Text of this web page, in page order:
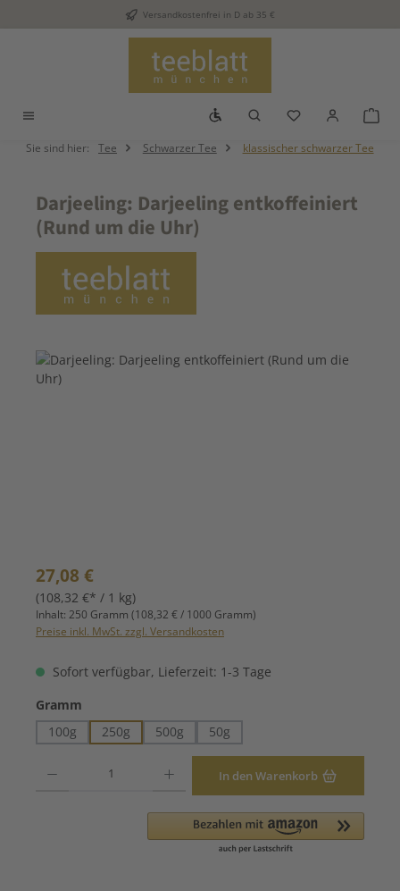
Zum Hauptinhalt springenVersandkostenfrei in D ab 35 €
Werkzeugleiste anzeigen
Du hast 0
Sie sind hier: Tee Schwarzer Tee klassischer schwarzer Tee
Darjeeling: Darjeeling entkoffeiniert
(Rund um die Uhr)
Bildergalerie überspringen
Regulärer Preis:
27,08 €
(108,32 €* / 1 kg)
Inhalt: 250 Gramm (108,32 € / 1000 Gramm)
Preise inkl. MwSt. zzgl. Versandkosten
Sofort verfügbar, Lieferzeit: 1-3 Tage
Gramm
100g
250g 500g 50g
In den Warenkorb